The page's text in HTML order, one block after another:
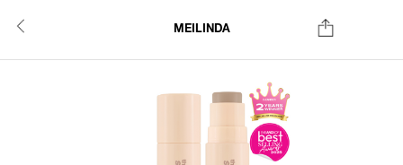
MEILINDA